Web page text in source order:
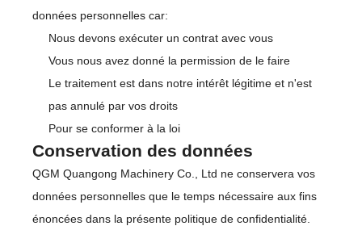
données personnelles car:
Nous devons exécuter un contrat avec vous
Vous nous avez donné la permission de le faire
Le traitement est dans notre intérêt légitime et n'est
pas annulé par vos droits
Pour se conformer à la loi
Conservation des données
QGM Quangong Machinery Co., Ltd ne conservera vos
données personnelles que le temps nécessaire aux fins
énoncées dans la présente politique de confidentialité.